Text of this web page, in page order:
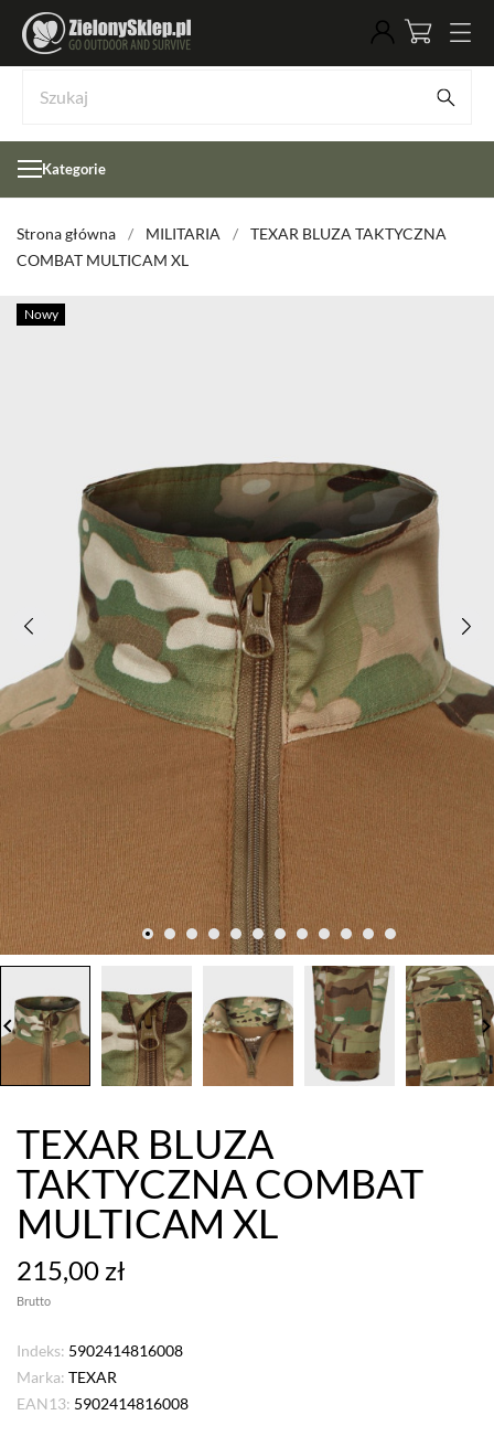
Kategorie
Strona główna MILITARIA
TEXAR BLUZA TAKTYCZNA
COMBAT MULTICAM XL
Nowy
TEXAR BLUZA
TAKTYCZNA COMBAT
MULTICAM XL
215,00 zł
Brutto
Indeks: 5902414816008
Marka: TEXAR
EAN13: 5902414816008